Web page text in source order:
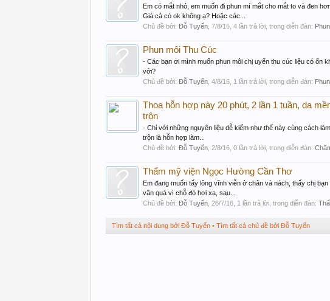
Em có mắt nhỏ, em muốn đi phun mí mắt cho mắt to và đen
Giá cả có ok không ạ? Hoặc các...
Chủ đề bởi: Đỗ Tuyến 7/8/16 , 4 lần trả lời, trong diễn đàn:
Phun môi Thu Cúc
- Các bạn ơi mình muốn phun môi chị uyển thu cúc liệu có ổn
với?
Chủ đề bởi: Đỗ Tuyến 4/8/16 , 1 lần trả lời, trong diễn đàn:
Thoa hỗn hợp này 20 phút, 2 lần 1 tuần, da
trộn
- Chỉ với những nguyên liệu dễ kiếm như thế này cùng cách
trộn là hỗn hợp làm...
Chủ đề bởi: Đỗ Tuyến 2/8/16 , 0 lần trả lời, trong diễn đàn:
Thẩm mỹ viện Ngọc Hường Cần Thơ
Em đang muốn tẩy lông vĩnh viễn ở chân và nách, thấy chị
vân quá vì chỗ đó hơi xa, sau...
Chủ đề bởi: Đỗ Tuyến 26/7/16 , 1 lần trả lời, trong diễn đàn:
Tìm tất cả nội dung bởi Đỗ Tuyến Tìm tất cả chủ đề bởi Đỗ Tuyến